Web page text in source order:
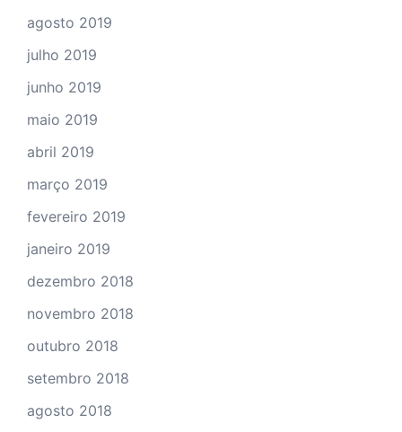
agosto 2019
julho 2019
junho 2019
maio 2019
abril 2019
março 2019
fevereiro 2019
janeiro 2019
dezembro 2018
novembro 2018
outubro 2018
setembro 2018
agosto 2018